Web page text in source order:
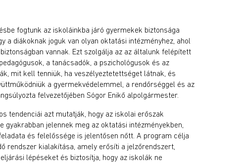
fogtunk az iskoláinkba járó gyermekek biztonsága
a diákoknak joguk van olyan oktatási intézményhez, ahol
vannak. Ezt szolgálja az az általunk felépített
a tanácsadók, a pszichológusok és az
mit kell tenniük, ha veszélyeztetettséget látnak, és
a gyermekvédelemmel, a rendőrséggel és az
felvezetőjében Sógor Enikő alpolgármester.
tendenciái azt mutatják, hogy az iskolai erőszak
gyakrabban jelennek meg az oktatási intézményekben,
és felelőssége is jelentősen nőtt. A program célja
rendszer kialakítása, amely erősíti a jelzőrendszert,
lépéseket és biztosítja, hogy az iskolák ne